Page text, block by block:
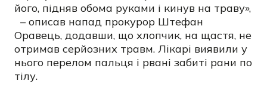
його, підняв обома руками і кинув на траву»,
– описав напад прокурор Штефан
Оравець, додавши, що хлопчик, на щастя, не
отримав серйозних травм. Лікарі виявили у
нього перелом пальця і рвані забиті рани по
тілу.